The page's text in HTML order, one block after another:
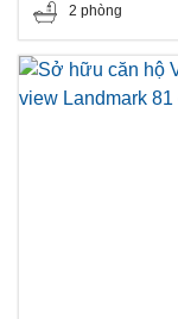
2 phòng